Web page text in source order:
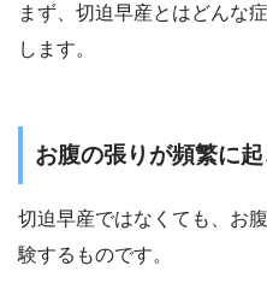
まず、切迫早産とはどんな
します。
お腹の張りが頻繁に
切迫早産ではなくても、お
験するものです。